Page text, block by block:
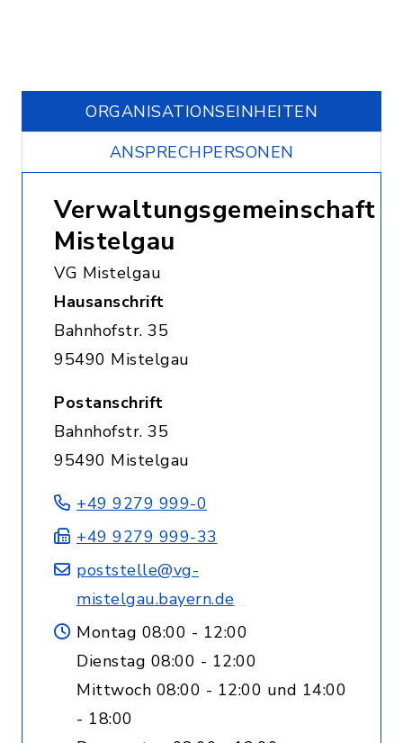
ORGANISATIONS­EINHEITEN
ANSPRECHPERSONEN
Verwaltungsgemeinschaft
Mistelgau
VG Mistelgau
Hausanschrift
Bahnhofstr. 35
95490 Mistelgau
Postanschrift
Bahnhofstr. 35
95490 Mistelgau
+49 9279 999-0
+49 9279 999-33
poststelle@vg-
mistelgau.bayern.de
Montag 08:00 - 12:00
Dienstag 08:00 - 12:00
Mittwoch 08:00 - 12:00 und 14:00
- 18:00